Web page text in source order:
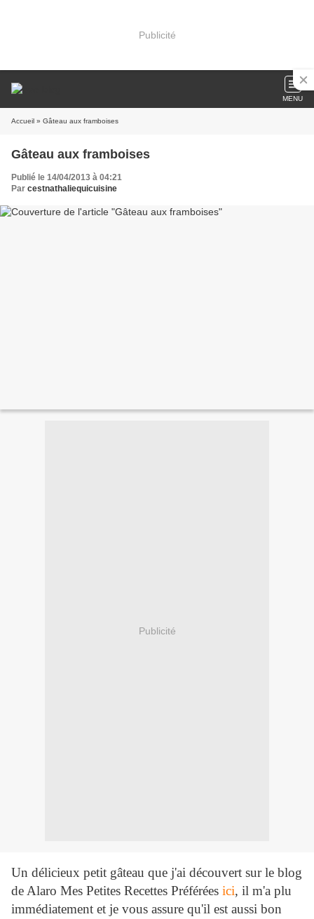
Publicité
MENU
Accueil » Gâteau aux framboises
Gâteau aux framboises
Publié le 14/04/2013 à 04:21
Par cestnathaliequicuisine
Publicité
Un délicieux petit gâteau que j'ai découvert sur le blog
de Alaro Mes Petites Recettes Préférées ici, il m'a plu
immédiatement et je vous assure qu'il est aussi bon